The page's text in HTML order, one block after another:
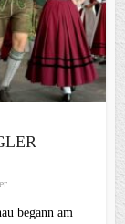
D
begann am